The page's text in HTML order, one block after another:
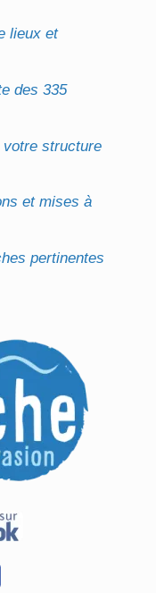
lieux et
des 335
votre structure
et mises à
pertinentes